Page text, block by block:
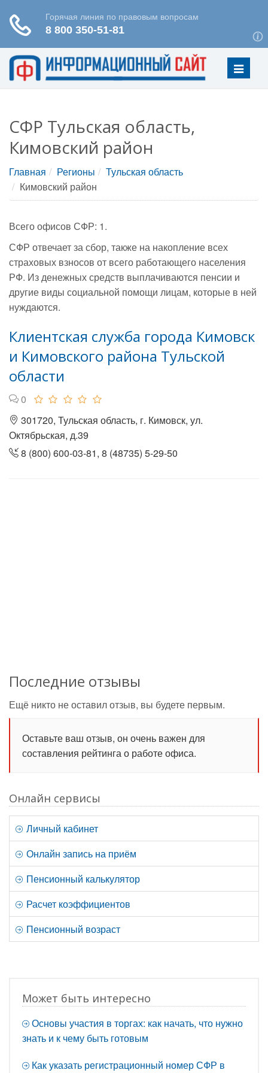
Меню
СФР Тульская область,
Кимовский район
Главная Регионы
Тульская область
Кимовский район
Всего офисов СФР: 1.
СФР отвечает за сбор, также на накопление всех
страховых взносов от всего работающего населения
РФ. Из денежных средств выплачиваются пенсии и
другие виды социальной помощи лицам, которые в ней
нуждаются.
Клиентская служба города Кимовск
и Кимовского района Тульской
области
0
301720, Тульская область, г. Кимовск, ул.
Октябрьская, д.39
8 (800) 600-03-81, 8 (48735) 5-29-50
Последние отзывы
Ещё никто не оставил отзыв, вы будете первым.
Оставьте ваш отзыв, он очень важен для
составления рейтинга о работе офиса.
Онлайн сервисы
Личный кабинет
Онлайн запись на приём
Пенсионный калькулятор
Расчет коэффициентов
Пенсионный возраст
Может быть интересно
Основы участия в торгах: как начать, что нужно
знать и к чему быть готовым
Как указать регистрационный номер СФР в